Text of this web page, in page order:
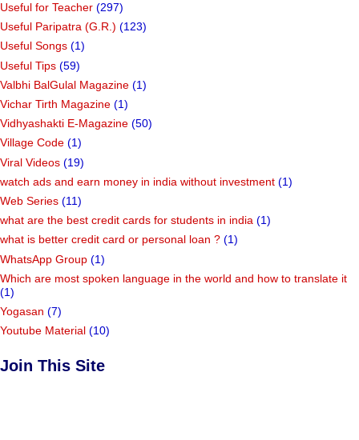
Useful for Teacher (297)
Useful Paripatra (G.R.) (123)
Useful Songs (1)
Useful Tips (59)
Valbhi BalGulal Magazine (1)
Vichar Tirth Magazine (1)
Vidhyashakti E-Magazine (50)
Village Code (1)
Viral Videos (19)
watch ads and earn money in india without investment (1)
Web Series (11)
what are the best credit cards for students in india (1)
what is better credit card or personal loan ? (1)
WhatsApp Group (1)
Which are most spoken language in the world and how to translate it
(1)
Yogasan (7)
Youtube Material (10)
Join This Site